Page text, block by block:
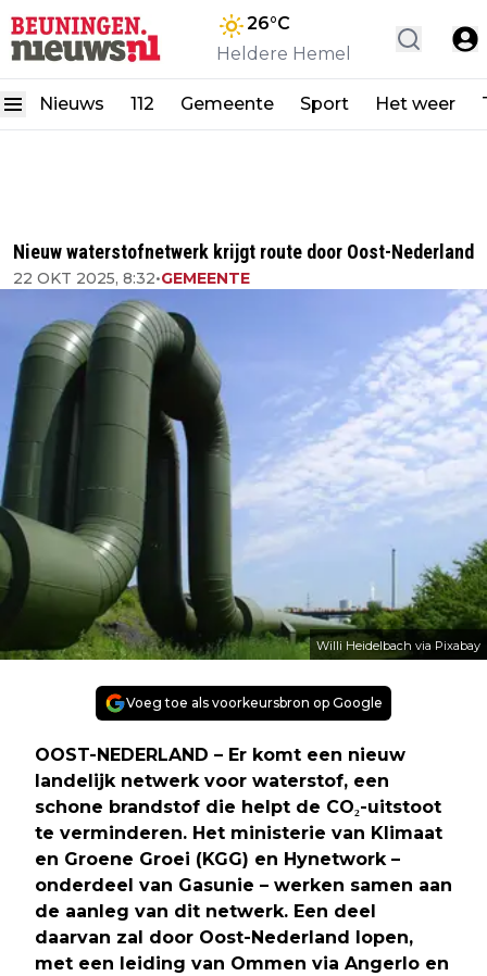
26°C
Heldere Hemel
Nieuws 112 Gemeente Sport Het weer
Nieuw waterstofnetwerk krijgt route door Oost-Nederland
22 OKT 2025, 8:32•GEMEENTE
Willi Heidelbach via Pixabay
Voeg toe als voorkeursbron op Google
OOST-NEDERLAND – Er komt een nieuw
landelijk netwerk voor waterstof, een
schone brandstof die helpt de CO₂-uitstoot
te verminderen. Het ministerie van Klimaat
en Groene Groei (KGG) en Hynetwork –
onderdeel van Gasunie – werken samen aan
de aanleg van dit netwerk. Een deel
daarvan zal door Oost-Nederland lopen,
met een leiding van Ommen via Angerlo en